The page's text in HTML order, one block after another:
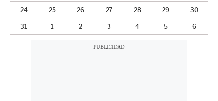
24 25 26 27 28 29 30
31 1 2 3 4 5 6